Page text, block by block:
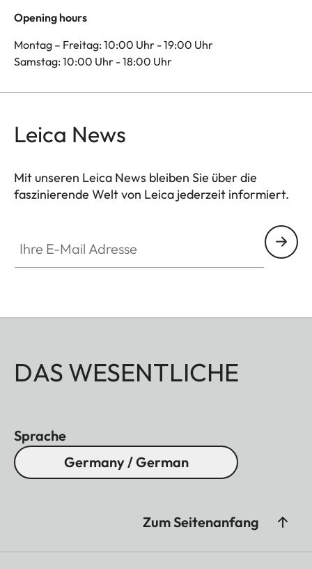
Opening hours
Montag – Freitag: 10:00 Uhr - 19:00 Uhr
Samstag: 10:00 Uhr - 18:00 Uhr
Leica News
Mit unseren Leica News bleiben Sie über die
faszinierende Welt von Leica jederzeit informiert.
DAS WESENTLICHE
Sprache
Germany / German
Zum Seitenanfang